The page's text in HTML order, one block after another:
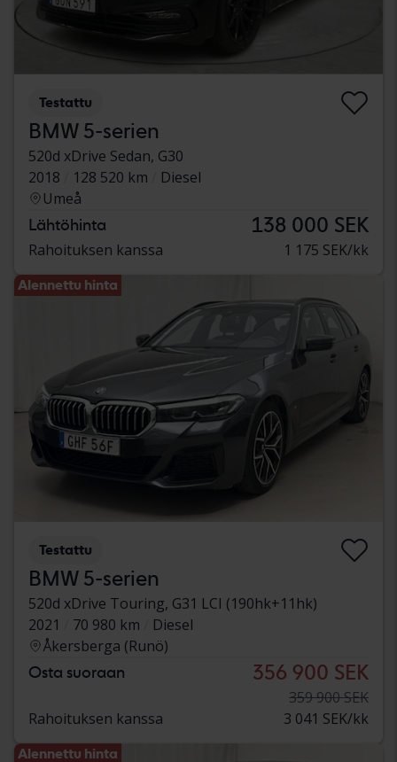
Testattu
BMW 5-serien
520d xDrive Sedan, G30
2018
128 520 km
Diesel
Umeå
Lähtöhinta 138 000 SEK
Rahoituksen kanssa 1 175 SEK/kk
Alennettu hinta
Testattu
BMW 5-serien
520d xDrive Touring, G31 LCI (190hk+11hk)
2021
70 980 km
Diesel
Åkersberga (Runö)
Osta suoraan 356 900 SEK
359 900 SEK
Rahoituksen kanssa
3 041 SEK/kk
Alennettu hinta